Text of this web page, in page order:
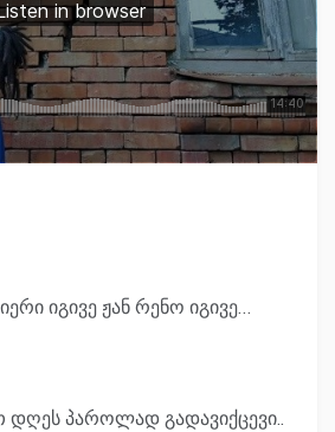
იგივე ჟან რენო იგივე…
დღეს პაროლად გადავიქცევი..